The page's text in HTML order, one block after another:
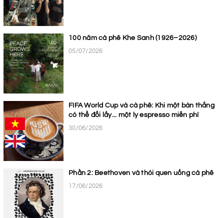
100 năm cà phê Khe Sanh (1926–2026)
05/07/2026
FIFA World Cup và cà phê: Khi một bàn thắng
có thể đổi lấy... một ly espresso miễn phí
30/06/2026
Phần 2: Beethoven và thói quen uống cà phê
17/06/2026